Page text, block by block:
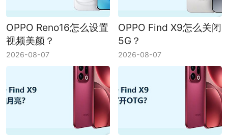
OPPO Reno16怎么设置
视频美颜？
2026-08-07
OPPO Find X9怎么关闭
5G？
2026-08-07